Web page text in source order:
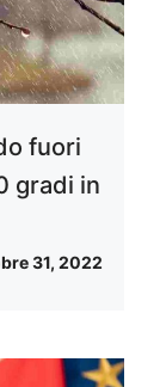
fuori
gradi in
31, 2022